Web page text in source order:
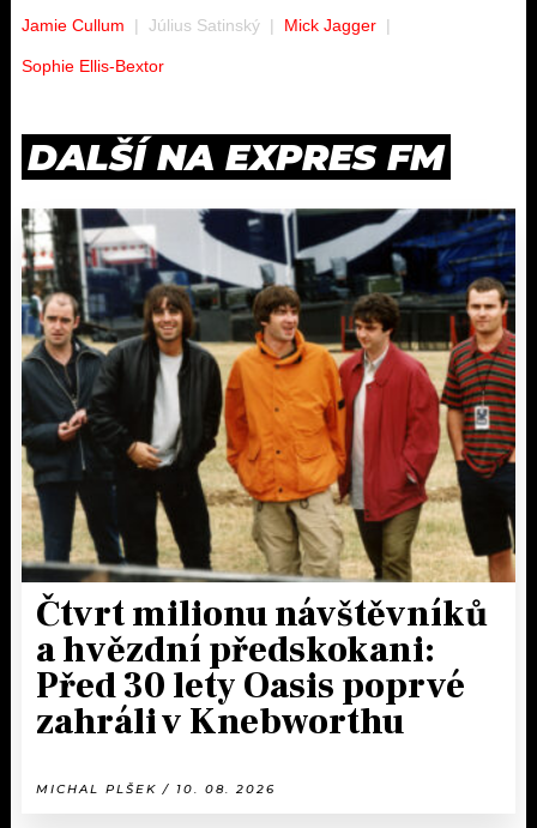
Jamie Cullum Július Satinský Mick Jagger
Sophie Ellis-Bextor
DALŠÍ NA EXPRES FM
Čtvrt milionu návštěvníků
a hvězdní předskokani:
Před 30 lety Oasis poprvé
zahráli v Knebworthu
MICHAL PLŠEK / 10. 08. 2026